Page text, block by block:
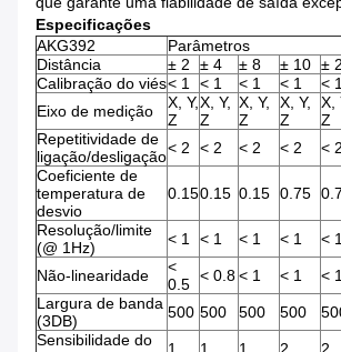
Especificações
AKG392
Parâmetros
Distância
± 2 ± 4 ± 8 ± 10 ±
Calibração do viés< 1 < 1 < 1 < 1 <
Eixo de medição
X, Y,
Z
X, Y,
Z
X, Y,
Z
X, Y,
Z
X,
Z
Repetitividade de
ligação/desligação< 2 < 2 < 2 < 2 < 2
Coeficiente de
temperatura de
desvio
0.150.15 0.15 0.75
Resolução/limite
(@ 1Hz)
< 1 < 1 < 1 < 1 <
Não-linearidade
<
0.5 < 0.8< 1 < 1 <
Largura de banda
(3DB)
500 500 500 500
Sensibilidade do